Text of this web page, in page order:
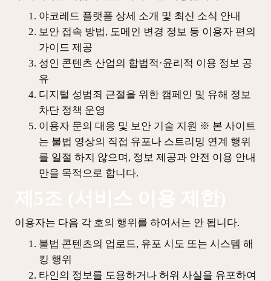
야코레드 플랫폼 상세 소개 및 최신 소식 안내
보안 접속 방법, 도메인 변경 정보 등 이용자 편의
가이드 제공
성인 콘텐츠 산업의 합법적·윤리적 이용 정보 공
유
디지털 성범죄 근절을 위한 캠페인 및 유해 정보
차단 정책 운영
이용자 문의 대응 및 보안 기술 지원 ※ 본 사이트
는 불법 영상의 직접 유포나 스트리밍 연계 행위
를 일절 하지 않으며, 정보 제공과 안전 이용 안내
만을 목적으로 합니다.
이용자는 다음 각 호의 행위를 하여서는 안 됩니다.
불법 콘텐츠의 업로드, 유포 시도 또는 시스템 해
킹 행위
타인의 정보를 도용하거나 허위 사실을 유포하여